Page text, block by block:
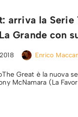
arriva la
Grande con
Enrico
Great è la nuova
McNamara (La